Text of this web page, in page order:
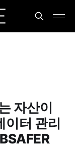
자산이
이터 관리